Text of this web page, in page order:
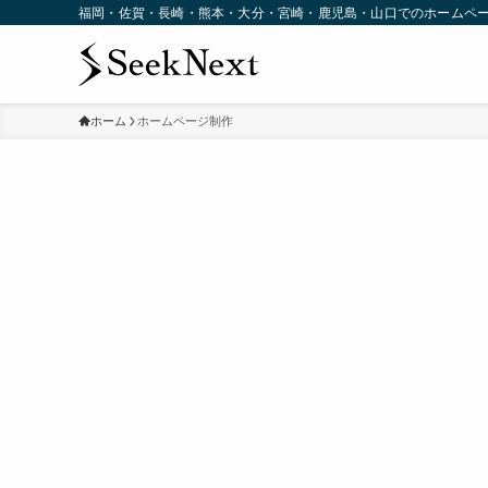
福岡・佐賀・長崎・熊本・大分・宮崎・鹿児島・山口でのホームペ
ホーム ホームページ制作